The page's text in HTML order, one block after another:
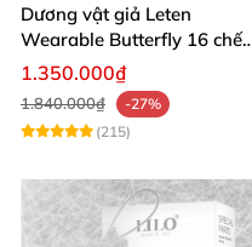
Dương vật giả Leten
Wearable Butterfly 16 chế
độ rung điều khiển
1.350.000₫
1.840.000₫
-27%
(215)